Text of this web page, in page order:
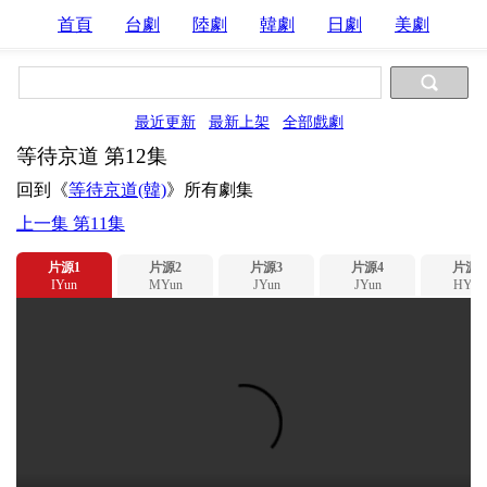
首頁 台劇 陸劇 韓劇 日劇 美劇
最近更新 最新上架 全部戲劇
等待京道 第12集
回到《等待京道(韓)》所有劇集
上一集 第11集
片源1
IYun
片源2
MYun
片源3
JYun
片源4
JYun
片源5
HYun